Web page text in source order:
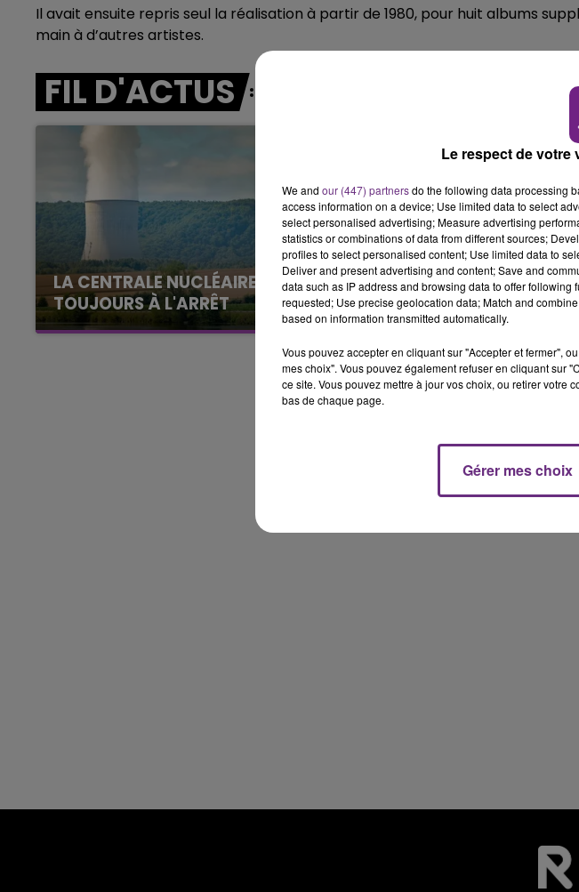
7h00 - 12h00
LE WEEK-END CHAMPAGNE FM
16h00 -
LE WEEK-END
Il avait ensuite repris seul la réalisation à partir de 1980, pour huit albums
main à d’autres artistes.
FIL D'ACTUS
LA CENTRALE NUCLÉAIRE DE CHOOZ
TOUJOURS À L'ARRÊT
Cela fait déjà une semaine que la centrale
nucléaire ardennaise est à l'arrêt. Une situation
justifiée par la sécheresse intense qui est
LE MAGASIN
SES PORTES
C'était l'une des
rémois. Le
fermer ses
16h00 -
LE
Le respect de votre
We and our (447) partnersdo the following data processing
access information on a device; Use limited data to select
select personalised advertising; Measure advertising
statistics or combinations of data from different sources;
profiles to select personalised content; Use limited data to
Deliver and present advertising and content; Save and
data such as IP address and browsing data to offer
requested; Use precise geolocation data; Match and
based on information transmitted automatically.
Vous pouvez accepter en cliquant sur "Accepter et fermer",
mes choix". Vous pouvez également refuser en cliquant sur
ce site. Vous pouvez mettre à jour vos choix, ou retirer votre
bas de chaque page.
Gérer mes choix